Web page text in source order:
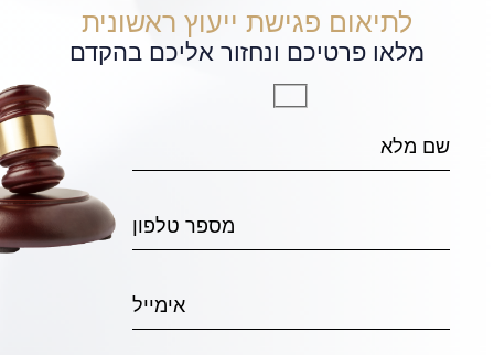
לתיאום פגישת ייעוץ ראשונית
מלאו פרטיכם ונחזור אליכם בהקדם